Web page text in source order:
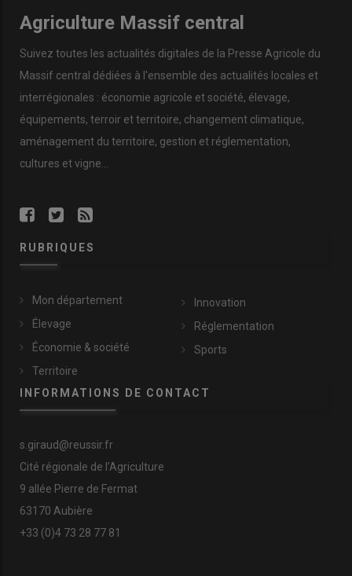
Agriculture Massif central
Suivez toutes les actualités digitales de la Presse Agricole du
Massif central dédiées à l'ensemble des actualités locales et
interrégionales : économie agricole et société, élevage,
équipements, terroir et territoire, changement climatique,
aménagement du territoire, gestion et réglementation,
cultures et vigne...
RUBRIQUES
Mon département
Élevage
Économie & société
Territoire
Innovation
Réglementation
Sports
INFORMATIONS DE CONTACT
s.giraud@reussir.fr
Cité régionale de l’Agriculture
9 allée Pierre de Fermat
63170 Aubière
+33 (0)4 73 28 77 81